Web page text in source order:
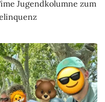
Jugendkolumne zum